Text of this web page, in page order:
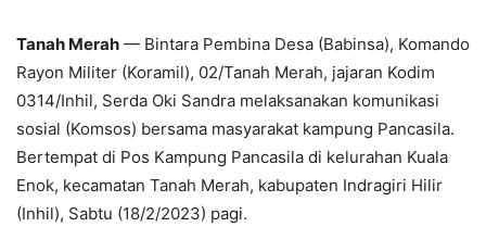
Tanah Merah — Bintara Pembina Desa (Babinsa), Komando
Rayon Militer (Koramil), 02/Tanah Merah, jajaran Kodim
0314/Inhil, Serda Oki Sandra melaksanakan komunikasi
sosial (Komsos) bersama masyarakat kampung Pancasila.
Bertempat di Pos Kampung Pancasila di kelurahan Kuala
Enok, kecamatan Tanah Merah, kabupaten Indragiri Hilir
(Inhil), Sabtu (18/2/2023) pagi.